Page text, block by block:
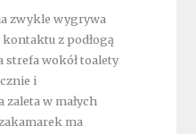
zwykle wygrywa
kontaktu z podłogą
strefa wokół toalety
i
zaleta w małych
ma